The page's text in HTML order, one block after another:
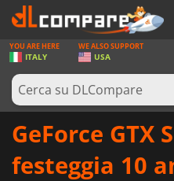
GIOCHI
PREPAGATE
SOFTWARE
YOU ARE HERE
ITALY
WE ALSO SUPPORT
USA
GeForce GTX
festeggia 10